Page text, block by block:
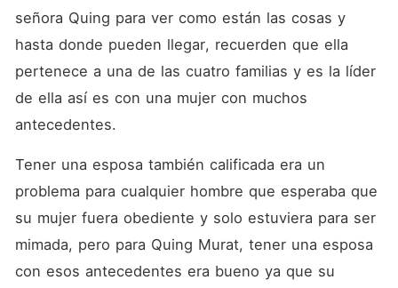
señora Quing para ver como están las cosas y
hasta donde pueden llegar, recuerden que ella
pertenece a una de las cuatro familias y es la líder
de ella así es con una mujer con muchos
antecedentes.
Tener una esposa también calificada era un
problema para cualquier hombre que esperaba que
su mujer fuera obediente y solo estuviera para ser
mimada, pero para Quing Murat, tener una esposa
con esos antecedentes era bueno ya que su